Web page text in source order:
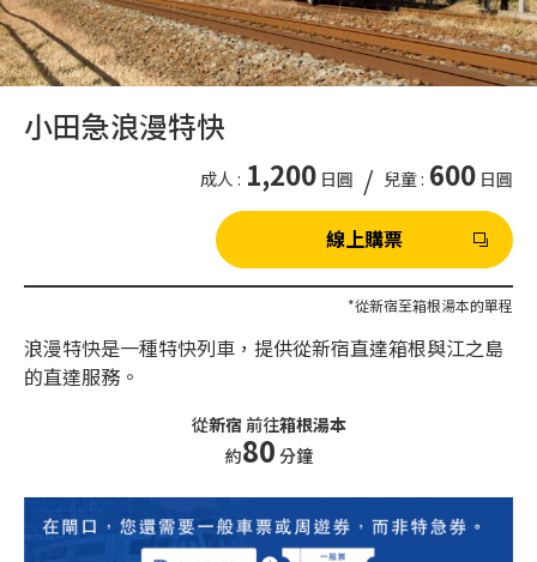
小田急浪漫特快
成人 : 1,200 日圓 / 兒童 : 600 日圓
線上購票
*從新宿至箱根湯本的單程
浪漫特快是一種特快列車，提供從新宿直達箱根與江之島
的直達服務。
從新宿前往箱根湯本
約80 分鐘